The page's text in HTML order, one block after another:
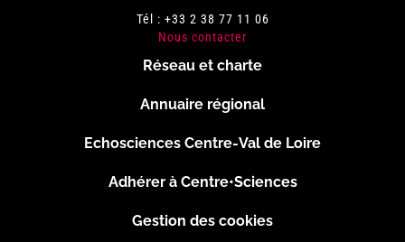
Tél : +33 2 38 77 11 06
Nous contacter
Réseau et charte
Annuaire régional
Echosciences Centre-Val de Loire
Adhérer à Centre•Sciences
Gestion des cookies